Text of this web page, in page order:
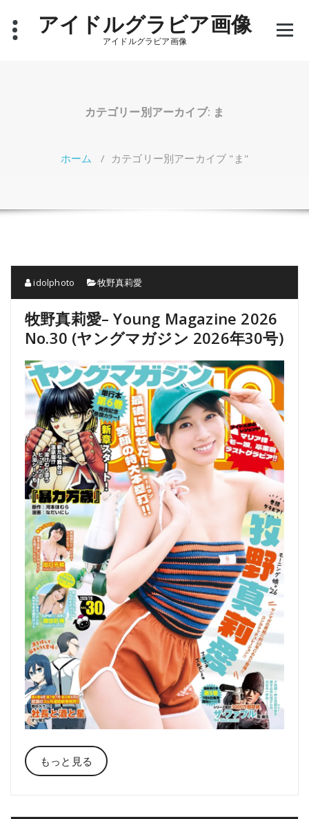
アイドルグラビア画像
アイドルグラビア画像
カテゴリー別アーカイブ: ま
ホーム / カテゴリー別アーカイブ "ま"
idolphoto 牧野真莉愛
牧野真莉愛– Young Magazine 2026
No.30 (ヤングマガジン 2026年30号)
もっと見る